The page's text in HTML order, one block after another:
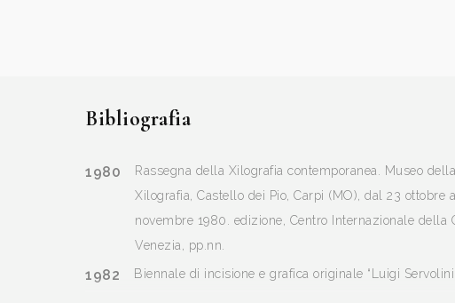
Bibliografia
1980
Rassegna della Xilografia contemporanea. Museo della
Xilografia, Castello dei Pio, Carpi (MO), dal 23 ottobre
novembre 1980. edizione, Centro Internazionale della
Venezia, pp.nn.
1982
Biennale di incisione e grafica originale “Luigi